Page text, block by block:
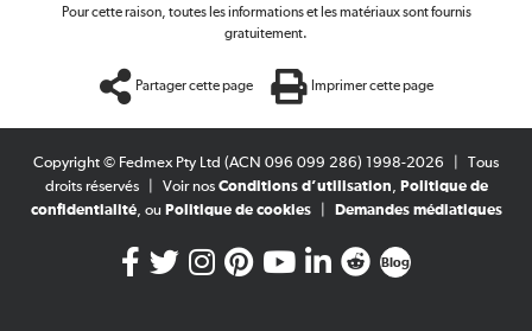
Pour cette raison, toutes les informations et les matériaux sont fournis
gratuitement.
Partager cette page Imprimer cette page
Copyright © Fedmex Pty Ltd (ACN 096 099 286) 1998-2026
Tous
droits réservés
Voir nos Conditions d’utilisation, Politique de
confidentialité, ou Politique de cookies Demandes médiatiques
Blog